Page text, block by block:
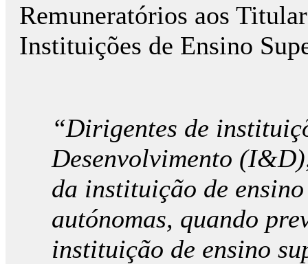
Remuneratórios aos
Instituições de Ensino
“Dirigentes de
Desenvolvimento
da instituição de
autónomas, quando
instituição de ensino